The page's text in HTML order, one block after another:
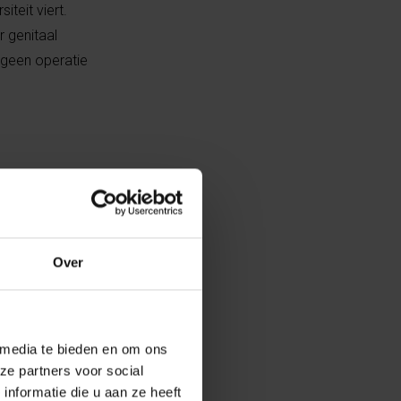
Over
te bieden en om ons
partners voor social
die u aan ze heeft
viert.
genitaal
operatie
was
over
over
om
op een